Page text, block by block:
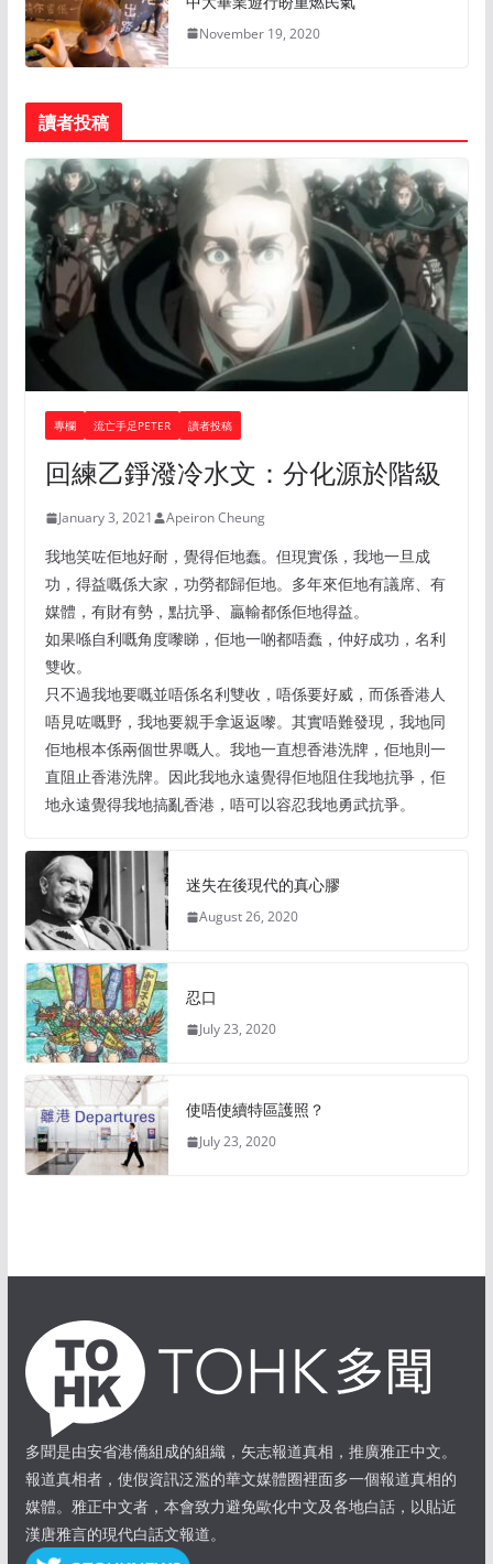
November 19, 2020
讀者投稿
專欄 流亡手足PETER 讀者投稿
回練乙錚潑冷水文：分化源於階級
January 3, 2021 Apeiron Cheung
我地笑咗佢地好耐，覺得佢地蠢。但現實係，我地一旦成
功，得益嘅係大家，功勞都歸佢地。多年來佢地有議席、有
媒體，有財有勢，點抗爭、贏輸都係佢地得益。
如果喺自利嘅角度嚟睇，佢地一啲都唔蠢，仲好成功，名利
雙收。
只不過我地要嘅並唔係名利雙收，唔係要好威，而係香港人
唔見咗嘅野，我地要親手拿返返嚟。其實唔難發現，我地同
佢地根本係兩個世界嘅人。我地一直想香港洗牌，佢地則一
直阻止香港洗牌。因此我地永遠覺得佢地阻住我地抗爭，佢
地永遠覺得我地搞亂香港，唔可以容忍我地勇武抗爭。
迷失在後現代的真心膠
August 26, 2020
忍口
July 23, 2020
使唔使續特區護照？
July 23, 2020
多聞是由安省港僑組成的組織，矢志報道真相，推廣雅正中文。
報道真相者，使假資訊泛濫的華文媒體圈裡面多一個報道真相的
媒體。雅正中文者，本會致力避免歐化中文及各地白話，以貼近
漢唐雅言的現代白話文報道。